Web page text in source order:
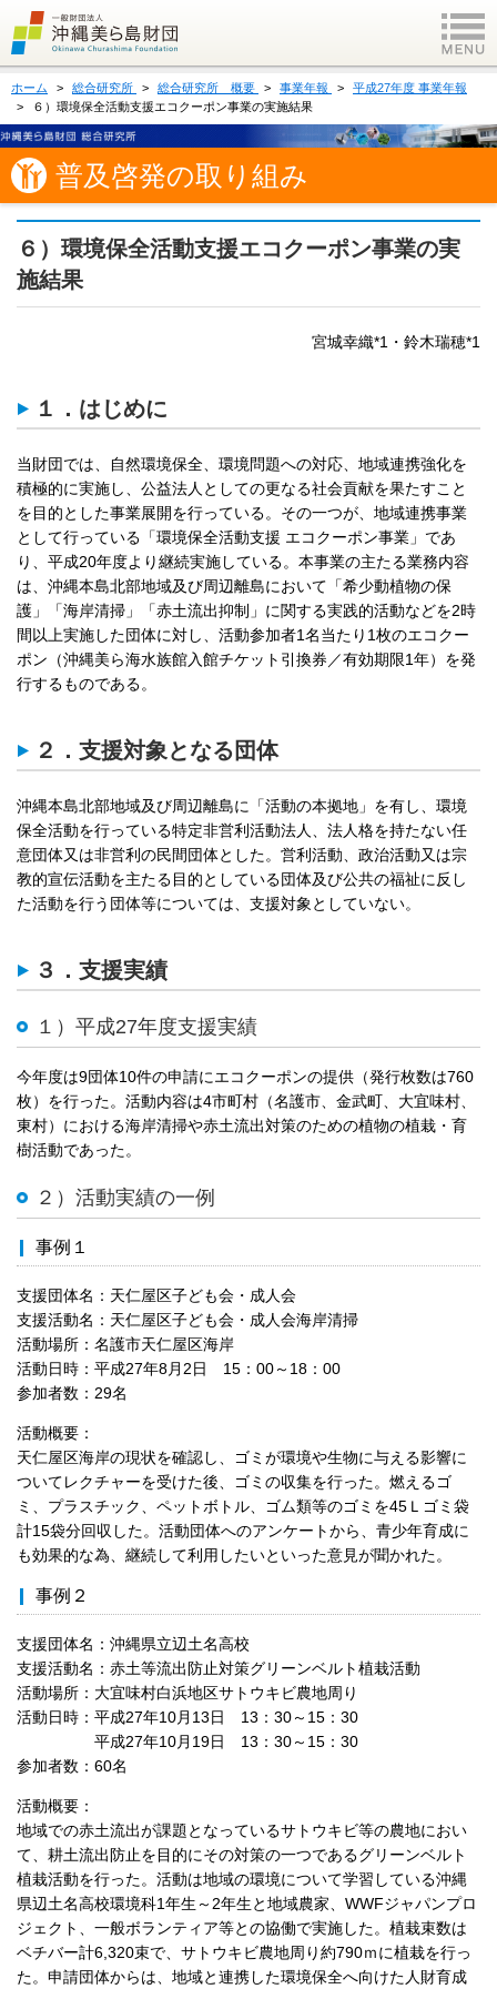
ホーム 総合研究所 総合研究所 概要 事業年報
平成27年度 事業年報
６）環境保全活動支援エコクーポン事業の実施結果
普及啓発の取り組み
６）環境保全活動支援エコクーポン事業の実
施結果
宮城幸織*1・鈴木瑞穂*1
１．はじめに
当財団では、自然環境保全、環境問題への対応、地域連携強化を
積極的に実施し、公益法人としての更なる社会貢献を果たすこと
を目的とした事業展開を行っている。その一つが、地域連携事業
として行っている「環境保全活動支援 エコクーポン事業」であ
り、平成20年度より継続実施している。本事業の主たる業務内容
は、沖縄本島北部地域及び周辺離島において「希少動植物の保
護」「海岸清掃」「赤土流出抑制」に関する実践的活動などを2時
間以上実施した団体に対し、活動参加者1名当たり1枚のエコクー
ポン（沖縄美ら海水族館入館チケット引換券／有効期限1年）を発
行するものである。
２．支援対象となる団体
沖縄本島北部地域及び周辺離島に「活動の本拠地」を有し、環境
保全活動を行っている特定非営利活動法人、法人格を持たない任
意団体又は非営利の民間団体とした。営利活動、政治活動又は宗
教的宣伝活動を主たる目的としている団体及び公共の福祉に反し
た活動を行う団体等については、支援対象としていない。
３．支援実績
１）平成27年度支援実績
今年度は9団体10件の申請にエコクーポンの提供（発行枚数は760
枚）を行った。活動内容は4市町村（名護市、金武町、大宜味村、
東村）における海岸清掃や赤土流出対策のための植物の植栽・育
樹活動であった。
２）活動実績の一例
事例１
支援団体名：天仁屋区子ども会・成人会
支援活動名：天仁屋区子ども会・成人会海岸清掃
活動場所：名護市天仁屋区海岸
活動日時：平成27年8月2日 15：00～18：00
参加者数：29名
活動概要：
天仁屋区海岸の現状を確認し、ゴミが環境や生物に与える影響に
ついてレクチャーを受けた後、ゴミの収集を行った。燃えるゴ
ミ、プラスチック、ペットボトル、ゴム類等のゴミを45Ｌゴミ袋
計15袋分回収した。活動団体へのアンケートから、青少年育成に
も効果的な為、継続して利用したいといった意見が聞かれた。
事例２
支援団体名：沖縄県立辺土名高校
支援活動名：赤土等流出防止対策グリーンベルト植栽活動
活動場所：大宜味村白浜地区サトウキビ農地周り
活動日時：平成27年10月13日 13：30～15：30
平成27年10月19日 13：30～15：30
参加者数：60名
活動概要：
地域での赤土流出が課題となっているサトウキビ等の農地におい
て、耕土流出防止を目的にその対策の一つであるグリーンベルト
植栽活動を行った。活動は地域の環境について学習している沖縄
県辺土名高校環境科1年生～2年生と地域農家、WWFジャパンプロ
ジェクト、一般ボランティア等との協働で実施した。植栽束数は
ベチバー計6,320束で、サトウキビ農地周り約790ｍに植栽を行っ
た。申請団体からは、地域と連携した環境保全へ向けた人財育成